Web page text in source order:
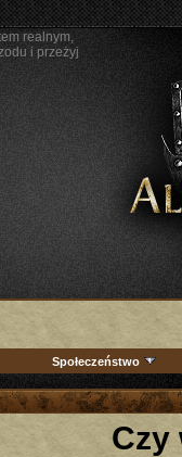
realnym,
i przeżyj
Społeczeństwo
Czy